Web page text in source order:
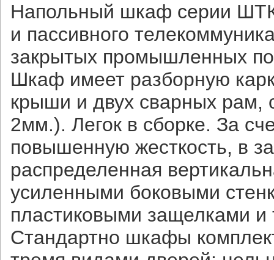
Напольный шкаф серии
и пассивного
закрытых промышленных
Шкаф имеет разборную
крыши и двух сварных рам,
2мм.). Легок в сборке. За
повышенную жесткость, в
распределенная
усиленными боковыми
пластиковыми защелками
Стандартно шкафы